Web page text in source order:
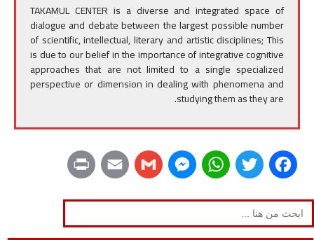
TAKAMUL CENTER is a diverse and integrated space of
dialogue and debate between the largest possible number
of scientific, intellectual, literary and artistic disciplines; This
is due to our belief in the importance of integrative cognitive
approaches that are not limited to a single specialized
perspective or dimension in dealing with phenomena and
studying them as they are.
F
a
c
T
w
i
W
h
a
M
e
s
G
m
a
E
m
a
r
i
Search
for: